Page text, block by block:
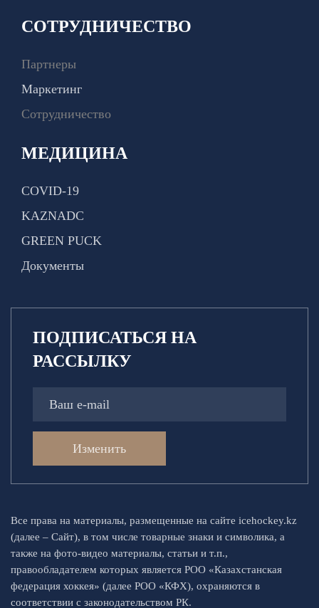
СОТРУДНИЧЕСТВО
Партнеры
Маркетинг
Сотрудничество
МЕДИЦИНА
COVID-19
KAZNADC
GREEN PUCK
Документы
ПОДПИСАТЬСЯ НА
РАССЫЛКУ
Изменить
Все права на материалы, размещенные на сайте icehockey.kz
(далее – Сайт), в том числе товарные знаки и символика, а
также на фото-видео материалы, статьи и т.п.,
правообладателем которых является РОО «Казахстанская
федерация хоккея» (далее РОО «КФХ), охраняются в
соответствии с законодательством РК.